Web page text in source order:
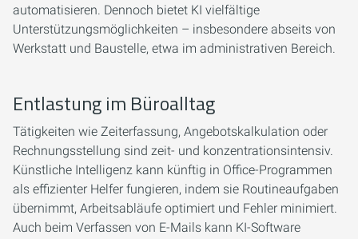
automatisieren. Dennoch bietet KI vielfältige
Unterstützungsmöglichkeiten – insbesondere abseits von
Werkstatt und Baustelle, etwa im administrativen Bereich.
Entlastung im Büroalltag
Tätigkeiten wie Zeiterfassung, Angebotskalkulation oder
Rechnungsstellung sind zeit- und konzentrationsintensiv.
Künstliche Intelligenz kann künftig in Office-Programmen
als effizienter Helfer fungieren, indem sie Routineaufgaben
übernimmt, Arbeitsabläufe optimiert und Fehler minimiert.
Auch beim Verfassen von E-Mails kann KI-Software